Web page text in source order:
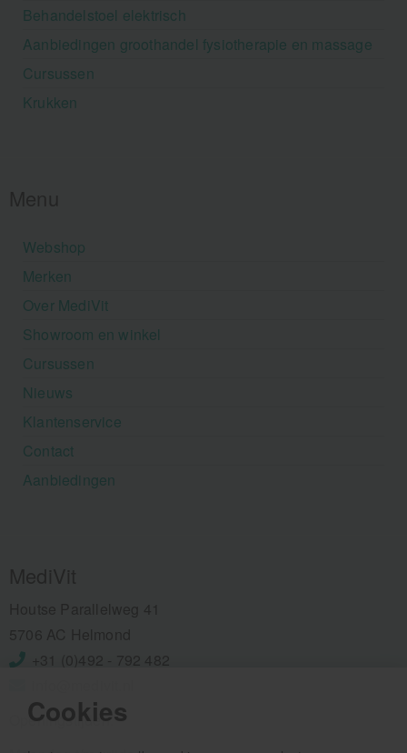
Cookies
Behandelstoel elektrisch
Aanbiedingen groothandel fysiotherapie en massage
Cursussen
Krukken
Webshop
Merken
Over MediVit
Showroom en winkel
Cursussen
Nieuws
Klantenservice
Contact
Aanbiedingen
Openingstijden: